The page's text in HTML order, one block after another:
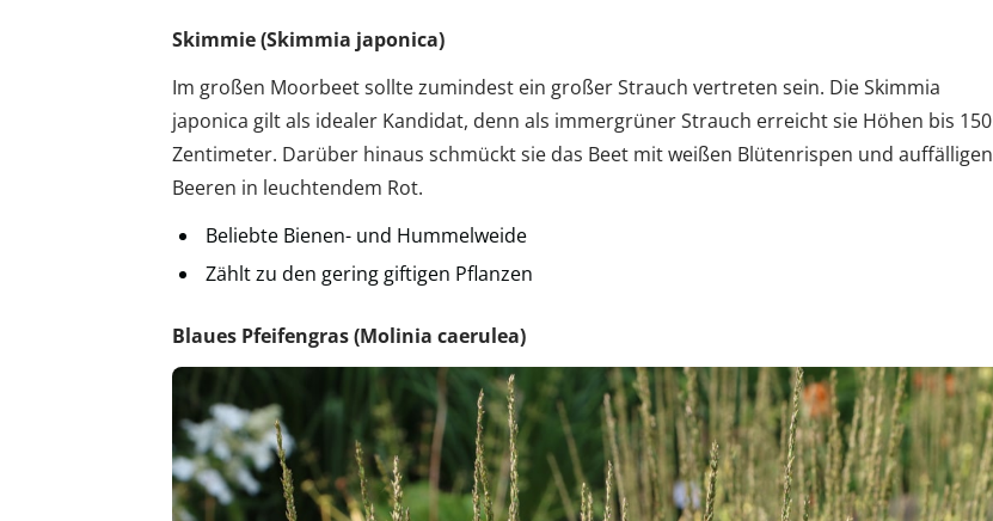
Skimmie (Skimmia japonica)
Im großen Moorbeet sollte zumindest ein großer Strauch vertreten sein. Die Skimmia
japonica gilt als idealer Kandidat, denn als immergrüner Strauch erreicht sie Höhen bis 150
Zentimeter. Darüber hinaus schmückt sie das Beet mit weißen Blütenrispen und auffälligen
Beeren in leuchtendem Rot.
Beliebte Bienen- und Hummelweide
Zählt zu den gering giftigen Pflanzen
Blaues Pfeifengras (Molinia caerulea)